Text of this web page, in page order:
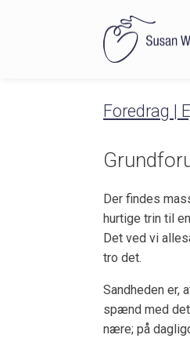
Foredrag |
Der findes
hurtige trin til
Det ved vi
tro det.
Sandheden er,
spænd med
nære; på